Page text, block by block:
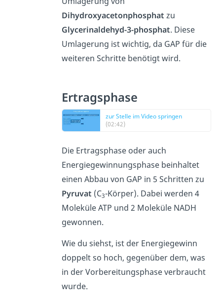
Dihydroxyacetonphosphat zu
Glycerinaldehyd-3-phosphat. Diese
Umlagerung ist wichtig, da GAP für die
weiteren Schritte benötigt wird.
Ertragsphase
zur Stelle im Video springen
(02:42)
Die Ertragsphase oder auch
Energiegewinnungsphase beinhaltet
einen Abbau von GAP in 5 Schritten zu
Pyruvat (C3-Körper). Dabei werden 4
Moleküle ATP und 2 Moleküle NADH
gewonnen.
Wie du siehst, ist der Energiegewinn
doppelt so hoch, gegenüber dem, was
in der Vorbereitungsphase verbraucht
wurde.